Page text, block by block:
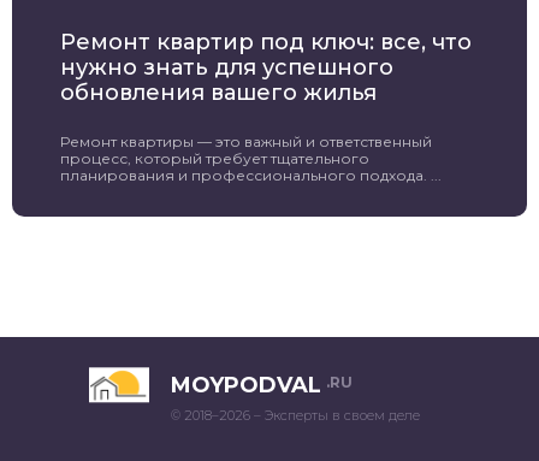
Ремонт квартир под ключ: все, что
нужно знать для успешного
обновления вашего жилья
Ремонт квартиры — это важный и ответственный
процесс, который требует тщательного
планирования и профессионального подхода. ...
MOYPODVAL .RU
© 2018–2026 – Эксперты в своем деле